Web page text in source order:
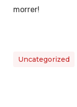
morrer!
Uncategorized